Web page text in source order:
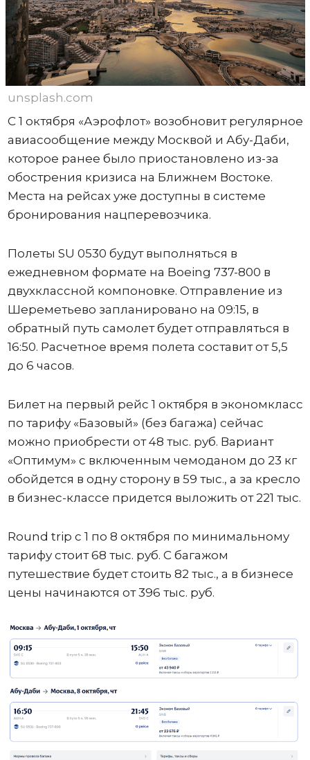
unsplash.com
С 1 октября «Аэрофлот» возобновит регулярное
авиасообщение между Москвой и Абу-Даби,
которое ранее было приостановлено из-за
обострения кризиса на Ближнем Востоке.
Места на рейсах уже доступны в системе
бронирования нацперевозчика.
Полеты SU 0530 будут выполняться в
ежедневном формате на Boeing 737-800 в
двухклассной компоновке. Отправление из
Шереметьево запланировано на 09:15, в
обратный путь самолет будет отправляться в
16:50. Расчетное время полета составит от 5,5
до 6 часов.
Билет на первый рейс 1 октября в экономкласс
по тарифу «Базовый» (без багажа) сейчас
можно приобрести от 48 тыс. руб. Вариант
«Оптимум» с включенным чемоданом до 23 кг
обойдется в одну сторону в 59 тыс., а за кресло
в бизнес-классе придется выложить от 221 тыс.
Round trip с 1 по 8 октября по минимальному
тарифу стоит 68 тыс. руб. С багажом
путешествие будет стоить 82 тыс., а в бизнесе
цены начинаются от 396 тыс. руб.